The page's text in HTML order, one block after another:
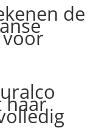
de
haar